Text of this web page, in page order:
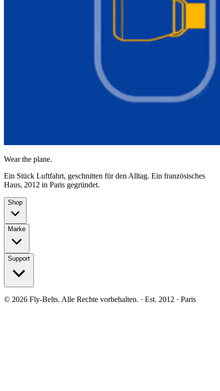
Wear the plane.
Ein Stück Luftfahrt, geschnitten für den Alltag. Ein französisches
Haus, 2012 in Paris gegründet.
Shop
Marke
Support
© 2026 Fly-Belts. Alle Rechte vorbehalten. · Est. 2012 · Paris